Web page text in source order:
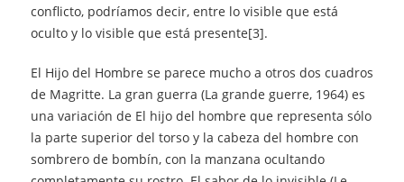
conflicto, podríamos decir, entre lo visible que está
oculto y lo visible que está presente[3].
El Hijo del Hombre se parece mucho a otros dos cuadros
de Magritte. La gran guerra (La grande guerre, 1964) es
una variación de El hijo del hombre que representa sólo
la parte superior del torso y la cabeza del hombre con
sombrero de bombín, con la manzana ocultando